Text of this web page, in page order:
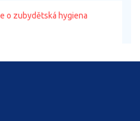
o zubydětská hygiena